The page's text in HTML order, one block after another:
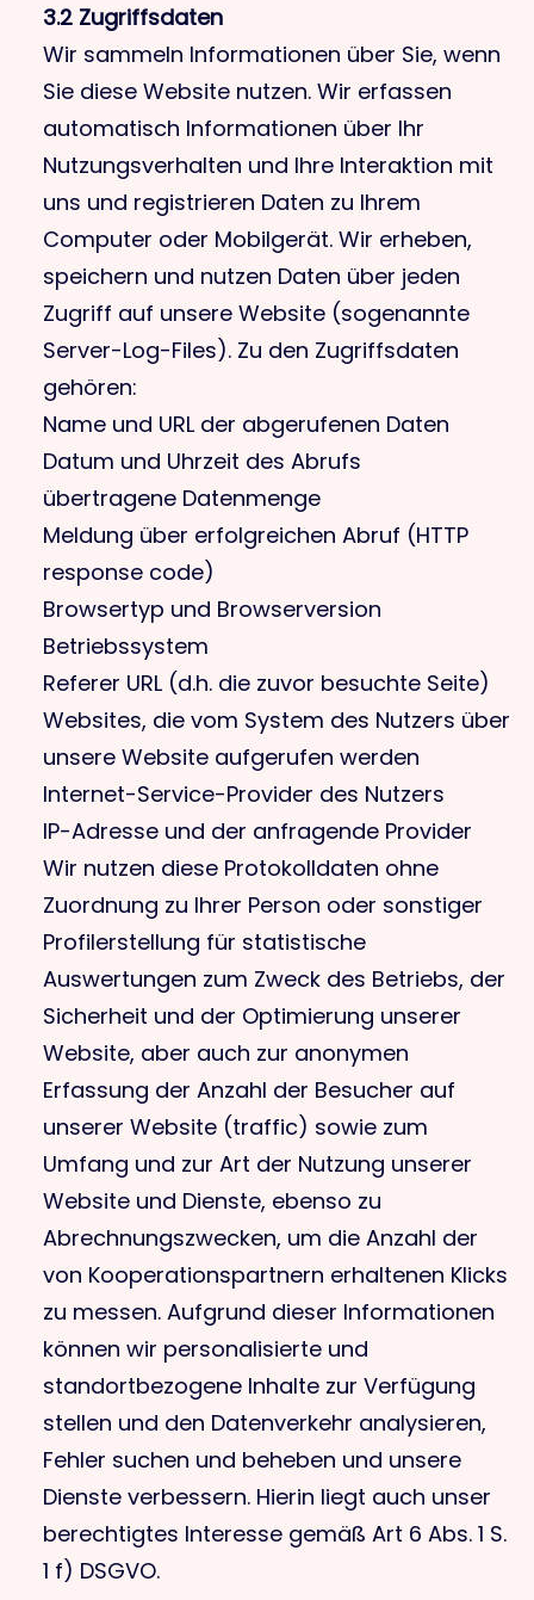
3.2 Zugriffsdaten
Wir sammeln Informationen über Sie, wenn
Sie diese Website nutzen. Wir erfassen
automatisch Informationen über Ihr
Nutzungsverhalten und Ihre Interaktion mit
uns und registrieren Daten zu Ihrem
Computer oder Mobilgerät. Wir erheben,
speichern und nutzen Daten über jeden
Zugriff auf unsere Website (sogenannte
Server-Log-Files). Zu den Zugriffsdaten
gehören:
Name und URL der abgerufenen Daten
Datum und Uhrzeit des Abrufs
übertragene Datenmenge
Meldung über erfolgreichen Abruf (HTTP
response code)
Browsertyp und Browserversion
Betriebssystem
Referer URL (d.h. die zuvor besuchte Seite)
Websites, die vom System des Nutzers über
unsere Website aufgerufen werden
Internet-Service-Provider des Nutzers
IP-Adresse und der anfragende Provider
Wir nutzen diese Protokolldaten ohne
Zuordnung zu Ihrer Person oder sonstiger
Profilerstellung für statistische
Auswertungen zum Zweck des Betriebs, der
Sicherheit und der Optimierung unserer
Website, aber auch zur anonymen
Erfassung der Anzahl der Besucher auf
unserer Website (traffic) sowie zum
Umfang und zur Art der Nutzung unserer
Website und Dienste, ebenso zu
Abrechnungszwecken, um die Anzahl der
von Kooperationspartnern erhaltenen Klicks
zu messen. Aufgrund dieser Informationen
können wir personalisierte und
standortbezogene Inhalte zur Verfügung
stellen und den Datenverkehr analysieren,
Fehler suchen und beheben und unsere
Dienste verbessern. Hierin liegt auch unser
berechtigtes Interesse gemäß Art 6 Abs. 1 S.
1 f) DSGVO.